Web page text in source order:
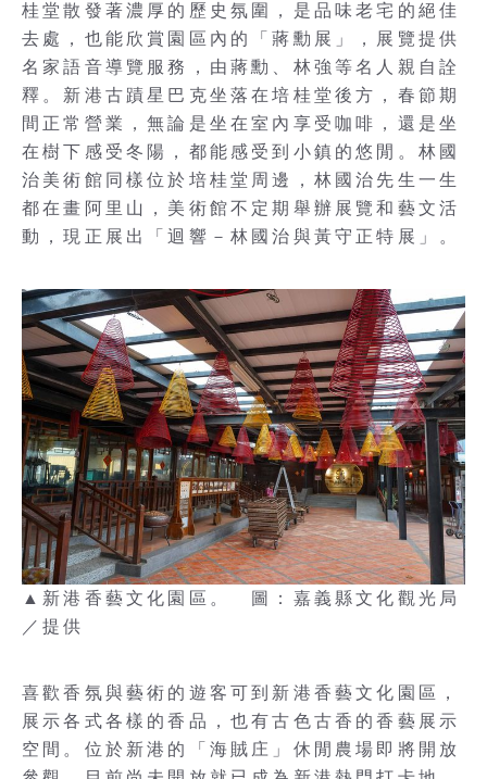
桂堂散發著濃厚的歷史氛圍，是品味老宅的絕佳
去處，也能欣賞園區內的「蔣勳展」，展覽提供
名家語音導覽服務，由蔣勳、林強等名人親自詮
釋。新港古蹟星巴克坐落在培桂堂後方，春節期
間正常營業，無論是坐在室內享受咖啡，還是坐
在樹下感受冬陽，都能感受到小鎮的悠閒。林國
治美術館同樣位於培桂堂周邊，林國治先生一生
都在畫阿里山，美術館不定期舉辦展覽和藝文活
動，現正展出「迴響－林國治與黃守正特展」。
▲新港香藝文化園區。 圖：嘉義縣文化觀光局
／提供
喜歡香氛與藝術的遊客可到新港香藝文化園區，
展示各式各樣的香品，也有古色古香的香藝展示
空間。位於新港的「海賊庄」休閒農場即將開放